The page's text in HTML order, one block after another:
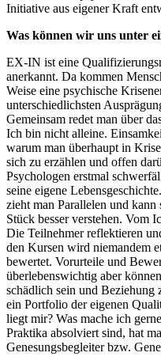
Initiative aus eigener Kraft
Was können wir uns unter
EX-IN ist eine
anerkannt. Da kommen
Weise eine psychische
unterschiedlichsten
Gemeinsam redet man über
Ich bin nicht alleine.
warum man überhaupt in
sich zu erzählen und offen
Psychologen erstmal
seine eigene
zieht man Parallelen und
Stück besser verstehen. Vom
Die Teilnehmer reflektieren
den Kursen wird niemandem
bewertet. Vorurteile und
überlebenswichtig aber
schädlich sein und
ein Portfolio der eigenen
liegt mir? Was mache ich
Praktika absolviert sind, hat
Genesungsbegleiter bzw.